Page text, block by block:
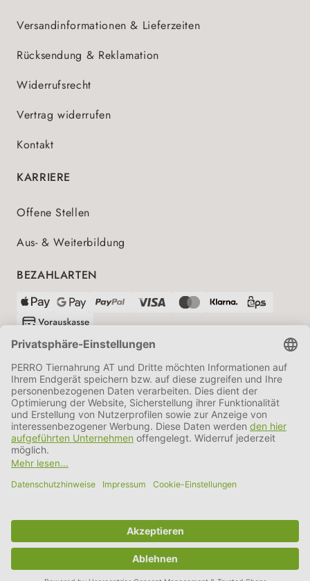
Versandinformationen & Lieferzeiten
Rücksendung & Reklamation
Widerrufsrecht
Vertrag widerrufen
Kontakt
KARRIERE
Offene Stellen
Aus- & Weiterbildung
BEZAHLARTEN
VERSANDPARTNER
ImpressumInformation BATTG
Cookie Einstellungen